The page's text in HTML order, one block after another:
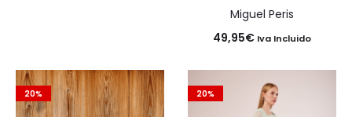
Miguel Peris
49,95€ Iva Incluido
20% 20%